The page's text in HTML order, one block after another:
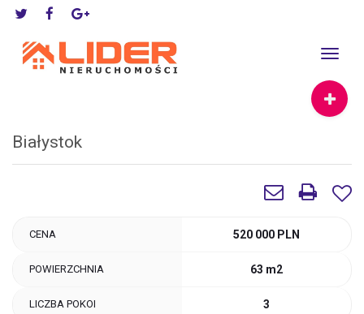
Toggle
Białystok
CENA 520 000 PLN
POWIERZCHNIA 63 m2
LICZBA POKOI 3